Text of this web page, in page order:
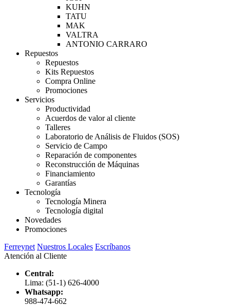
KUHN
TATU
MAK
VALTRA
ANTONIO CARRARO
Repuestos
Repuestos
Kits Repuestos
Compra Online
Promociones
Servicios
Productividad
Acuerdos de valor al cliente
Talleres
Laboratorio de Análisis de Fluidos (SOS)
Servicio de Campo
Reparación de componentes
Reconstrucción de Máquinas
Financiamiento
Garantías
Tecnología
Tecnología Minera
Tecnología digital
Novedades
Promociones
Ferreynet Nuestros Locales Escríbanos
Atención al Cliente
Central:
Lima: (51-1) 626-4000
Whatsapp:
988-474-662